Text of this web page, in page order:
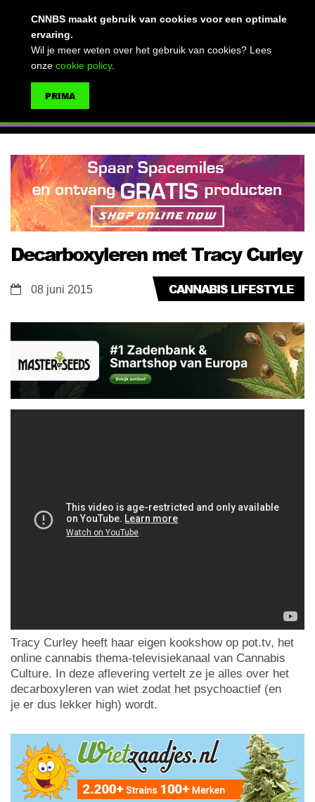
Decarboxyleren met Tracy Curley
CANNABIS LIFESTYLE
08 juni 2015
Tracy Curley heeft haar eigen kookshow op pot.tv, het
online cannabis thema-televisiekanaal van Cannabis
Culture. In deze aflevering vertelt ze je alles over het
decarboxyleren van wiet zodat het psychoactief (en
je er dus lekker high) wordt.
CNNBS maakt gebruik van cookies voor een optimale
ervaring.
Wil je meer weten over het gebruik van cookies? Lees
onze cookie policy.
PRIMA